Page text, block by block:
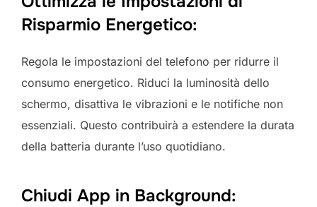
Risparmio Energetico:
Regola le impostazioni del telefono per ridurre il
consumo energetico. Riduci la luminosità dello
schermo, disattiva le vibrazioni e le notifiche non
essenziali. Questo contribuirà a estendere la durata
della batteria durante l’uso quotidiano.
Chiudi App in Background: